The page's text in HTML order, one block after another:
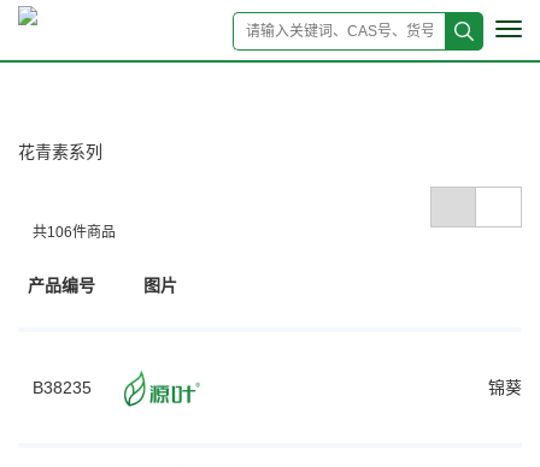
花青素系列
共106件商品
产品编号 图片
B38235 锦葵